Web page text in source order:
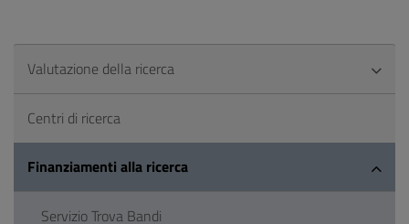
Valutazione della ricerca
Centri di ricerca
Finanziamenti alla ricerca
Servizio Trova Bandi